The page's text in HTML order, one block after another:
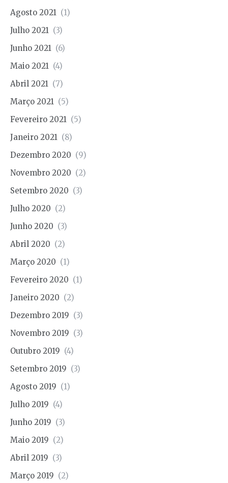
Agosto 2021 (1)
Julho 2021 (3)
Junho 2021 (6)
Maio 2021 (4)
Abril 2021 (7)
Março 2021 (5)
Fevereiro 2021 (5)
Janeiro 2021 (8)
Dezembro 2020 (9)
Novembro 2020 (2)
Setembro 2020 (3)
Julho 2020 (2)
Junho 2020 (3)
Abril 2020 (2)
Março 2020 (1)
Fevereiro 2020 (1)
Janeiro 2020 (2)
Dezembro 2019 (3)
Novembro 2019 (3)
Outubro 2019 (4)
Setembro 2019 (3)
Agosto 2019 (1)
Julho 2019 (4)
Junho 2019 (3)
Maio 2019 (2)
Abril 2019 (3)
Março 2019 (2)